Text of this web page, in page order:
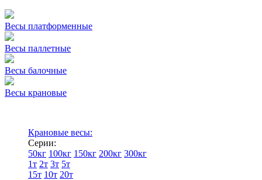
Весы платформенные
Весы паллетные
Весы балочные
Весы крановые
Крановые весы:
Серии:
50кг 100кг 150кг 200кг 300кг
1т 2т 3т 5т
15т 10т 20т